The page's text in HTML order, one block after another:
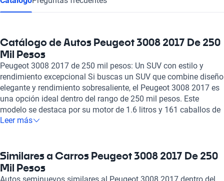
Catálogo de Autos Peugeot 3008 2017 De 250
Mil Pesos
Peugeot 3008 2017 de 250 mil pesos: Un SUV con estilo y
rendimiento excepcional Si buscas un SUV que combine diseño
elegante y rendimiento sobresaliente, el Peugeot 3008 2017 es
una opción ideal dentro del rango de 250 mil pesos. Este
modelo se destaca por su motor de 1.6 litros y 161 caballos de
fuerza, ofreciendo una conducción ágil y eficiente, capaz de
valoran tanto la potencia como la agilidad. El Peugeot 3008
2017 no solo es rápido, sino también práctico. Su capacidad
para transportar hasta cinco pasajeros y su consumo de
Leer más
Similares a Carros Peugeot 3008 2017 De 250
Mil Pesos